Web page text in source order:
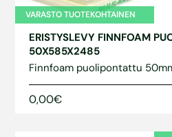
VARASTO TUOTEKOHTAINEN
ERISTYSLEVY FINNFOAM
50X585X2485
Finnfoam puolipontattu
0,00€